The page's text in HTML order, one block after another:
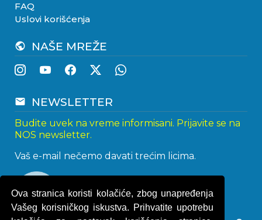
Ova stranica koristi kolačiće, zbog unapređenja
Vašeg korisničkog iskustva. Prihvatite upotrebu
FAQ
Uslovi korišćenja
public NAŠE MREŽE
email NEWSLETTER
Budite uvek na vreme informisani. Prijavite se na
NOS newsletter.
Vaš e-mail nečemo davati trećim licima.